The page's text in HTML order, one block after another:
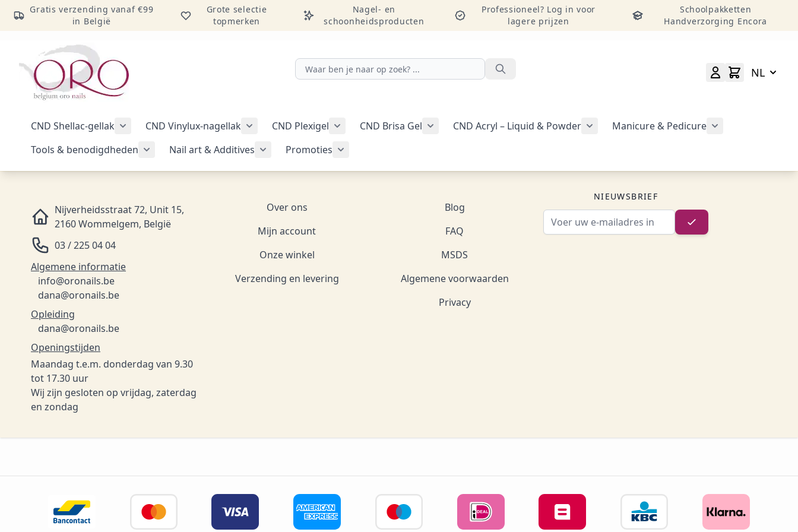
Gratis verzending vanaf €99
in België
Grote selectie
topmerken
Nagel- en
schoonheidsproducten
Professioneel? Log in voor
lagere prijzen
Schoolpakketten
Handverzorging Encora
Ga naar inhoud
Zoeken
NL
CND Shellac-gellak
CND Vinylux-nagellak
CND Plexigel
CND Brisa Gel
CND Acryl – Liquid & Powder
Manicure & Pedicure
Tools & benodigdheden
Nail art & Additives
Promoties
Nijverheidsstraat 72, Unit 15,
2160 Wommelgem, België
03 / 225 04 04
Algemene informatie
info@oronails.be
dana@oronails.be
Opleiding
dana@oronails.be
Openingstijden
Maandag t.e.m. donderdag van 9.30
tot 17.30 uur
Wij zijn gesloten op vrijdag, zaterdag
en zondag
Over ons
Mijn account
Onze winkel
Verzending en levering
Blog
FAQ
MSDS
Algemene voorwaarden
Privacy
NIEUWSBRIEF
E-mailadres